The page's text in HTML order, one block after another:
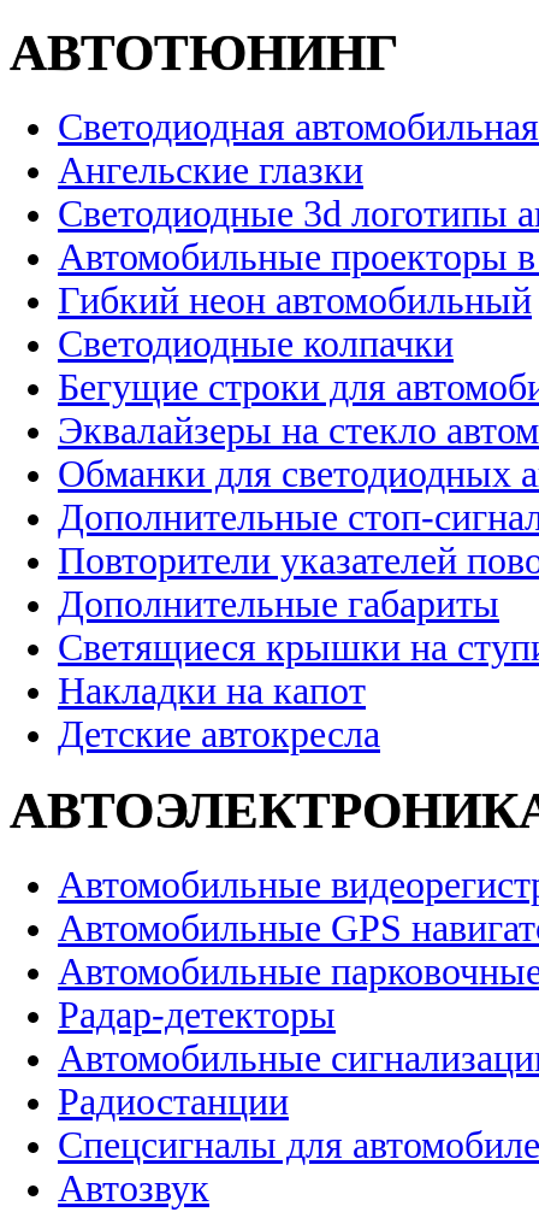
АВТОТЮНИНГ
Светодиодная
Ангельские глазки
Светодиодные 3d логотипы
Автомобильные проекторы
Гибкий неон автомобильный
Светодиодные колпачки
Бегущие строки для
Эквалайзеры на стекло
Обманки для светодиодных
Дополнительные стоп-
Повторители указателей
Дополнительные габариты
Светящиеся крышки на
Накладки на капот
Детские автокресла
Автомобильные
Автомобильные GPS
Автомобильные
Радар-детекторы
Автомобильные
Радиостанции
Спецсигналы для
Автозвук